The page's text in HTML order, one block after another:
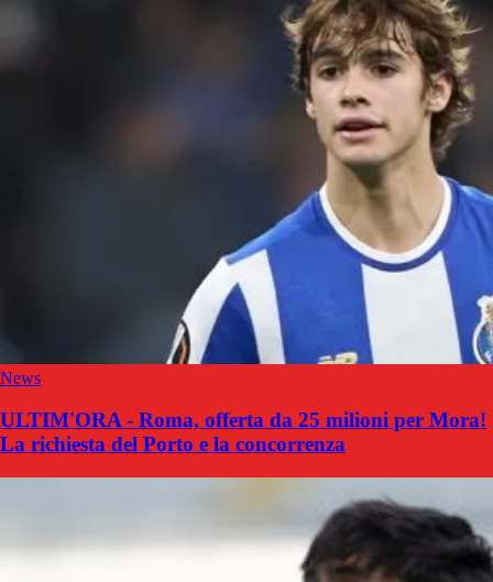
News
ULTIM'ORA - Roma, offerta da 25 milioni per Mora!
La richiesta del Porto e la concorrenza